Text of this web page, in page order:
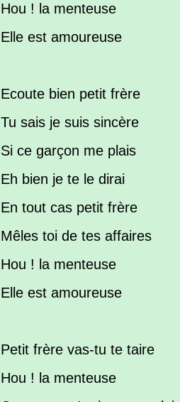
Hou ! la menteuse
Elle est amoureuse
Ecoute bien petit frère
Tu sais je suis sincère
Si ce garçon me plais
Eh bien je te le dirai
En tout cas petit frère
Mêles toi de tes affaires
Hou ! la menteuse
Elle est amoureuse
Petit frère vas-tu te taire
Hou ! la menteuse